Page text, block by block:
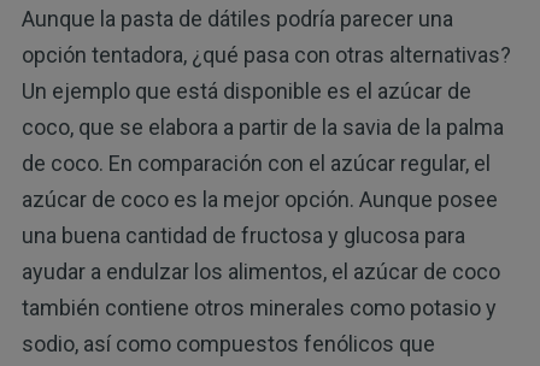
Aunque la pasta de dátiles podría parecer una
opción tentadora, ¿qué pasa con otras alternativas?
Un ejemplo que está disponible es el azúcar de
coco, que se elabora a partir de la savia de la palma
de coco. En comparación con el azúcar regular, el
azúcar de coco es la mejor opción. Aunque posee
una buena cantidad de fructosa y glucosa para
ayudar a endulzar los alimentos, el azúcar de coco
también contiene otros minerales como potasio y
sodio, así como compuestos fenólicos que